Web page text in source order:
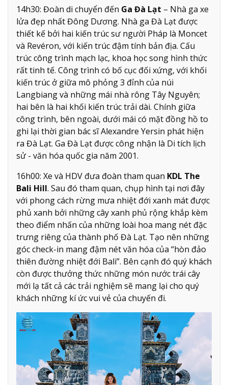
14h30: Đoàn di chuyển đến Ga Đà Lạt – Nhà ga xe
lửa đẹp nhất Đông Dương. Nhà ga Đà Lạt được
thiết kế bởi hai kiến trúc sư người Pháp là Moncet
và Revéron, với kiến trúc đậm tính bản địa. Cấu
trúc công trình mạch lạc, khoa học song hình thức
rất tinh tế. Công trình có bố cục đối xứng, với khối
kiến trúc ở giữa mô phỏng 3 đỉnh của núi
Langbiang và những mái nhà rông Tây Nguyên;
hai bên là hai khối kiến trúc trải dài. Chính giữa
công trình, bên ngoài, dưới mái có mặt đồng hồ to
ghi lại thời gian bác sĩ Alexandre Yersin phát hiện
ra Đà Lạt. Ga Đà Lạt được công nhận là Di tích lịch
sử - văn hóa quốc gia năm 2001.
16h00: Xe và HDV đưa đoàn tham quan KDL The
Bali Hill. Sau đó tham quan, chụp hình tại nơi đây
với phong cách rừng mưa nhiệt đới xanh mát được
phủ xanh bởi những cây xanh phủ rộng khắp kèm
theo điểm nhấn của những loài hoa mang nét đặc
trưng riêng của thành phố Đà Lạt. Tạo nên những
góc check-in mang đậm nét văn hóa của “hòn đảo
thiên đường nhiệt đới Bali”. Bên cạnh đó quý khách
còn được thưởng thức những món nước trái cây
mới lạ tất cả các trải nghiệm sẽ mang lại cho quý
khách những kí ức vui vẻ của chuyến đi.